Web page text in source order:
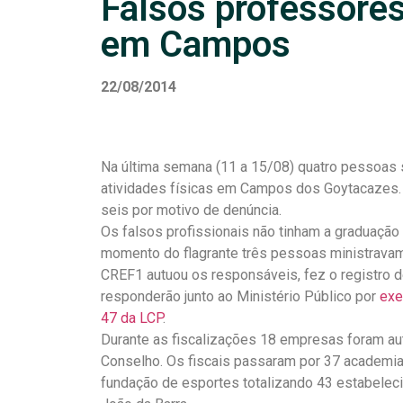
Falsos
em Campos
22/08/2014
Na última semana (11 a 15/08) quatro
atividades físicas em Campos dos
seis por motivo de denúncia.
Os falsos profissionais não tinham a
momento do flagrante três pessoas
CREF1 autuou os responsáveis, fez o registro
responderão junto ao Ministério Público por
47 da LCP.
Durante as fiscalizações 18 empresas foram
Conselho. Os fiscais passaram por 37
fundação de esportes totalizando 43